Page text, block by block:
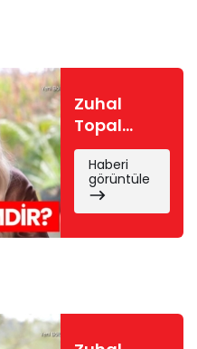
Zuhal
Topal
Yemekteyiz
Funda
kimdir?
Funda
Ketenci
Haberi
görüntüle